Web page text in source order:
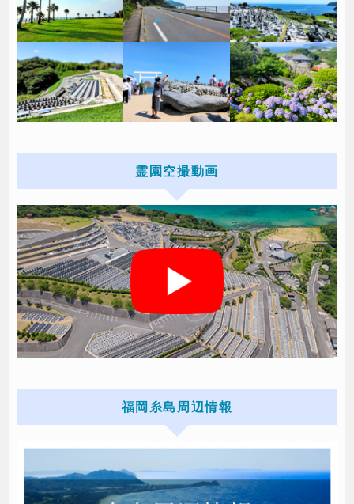
霊園空撮動画
福岡糸島周辺情報